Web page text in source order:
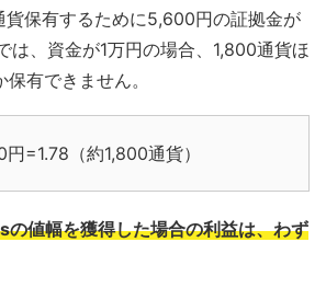
保有するために5,600円の証拠金が
は、資金が1万円の場合、1,800通貨ほ
有できません。
=1.78（約1,800通貨）
値幅を獲得した場合の利益は、わず